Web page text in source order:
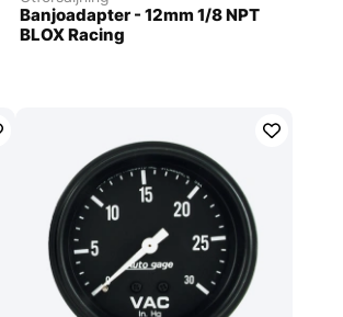
Banjoadapter - 12mm 1/8 NPT
BLOX Racing